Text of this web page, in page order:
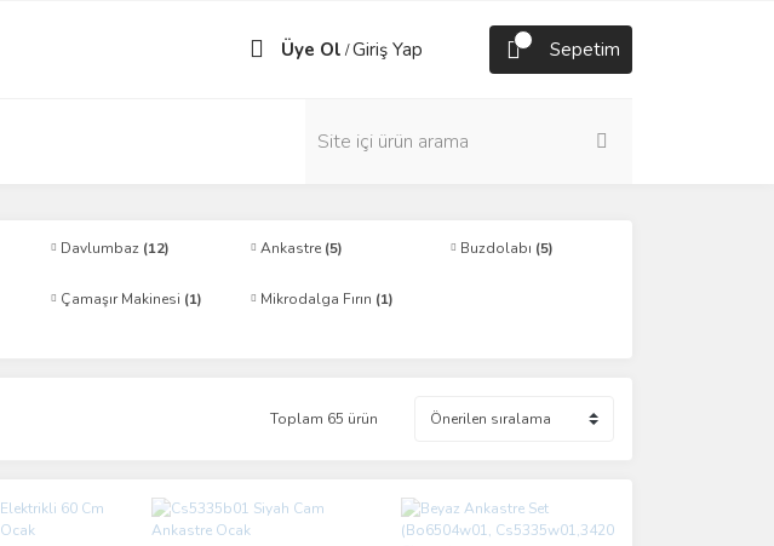
Üye Ol /Giriş Yap Sepetim
Davlumbaz (12) Ankastre (5) Buzdolabı (5)
Çamaşır Makinesi (1) Mikrodalga Fırın (1)
Toplam 65 ürün